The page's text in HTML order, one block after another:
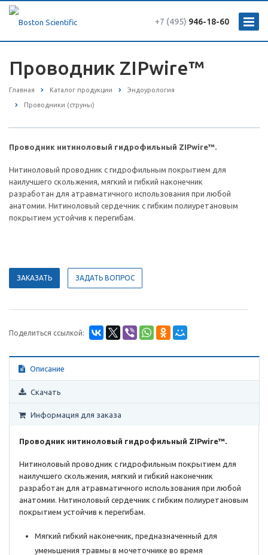
+7 (495) 946-18-60
Проводник ZIPwire™
Главная Каталог продукции Эндоурология
Проводники (струны)
Проводник нитиноловый гидрофильный ZIPwire™.
Нитиноловый проводник с гидрофильным покрытием для
наилучшего скольжения, мягкий и гибкий наконечник
разработан для атравматичного использования при любой
анатомии. Нитиноловый сердечник с гибким полиуретановым
покрытием устойчив к перегибам.
ЗАКАЗАТЬ ЗАДАТЬ ВОПРОС
Поделиться ссылкой:
Описание
Скачать
Информация для заказа
Проводник нитиноловый гидрофильный ZIPwire™.
Нитиноловый проводник с гидрофильным покрытием для
наилучшего скольжения, мягкий и гибкий наконечник
разработан для атравматичного использования при любой
анатомии. Нитиноловый сердечник с гибким полиуретановым
покрытием устойчив к перегибам.
Мягкий гибкий наконечник, предназначенный для
уменьшения травмы в мочеточнике во время